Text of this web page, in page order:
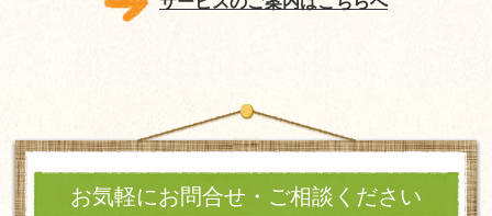
お気軽にお問合せ・ご相談ください